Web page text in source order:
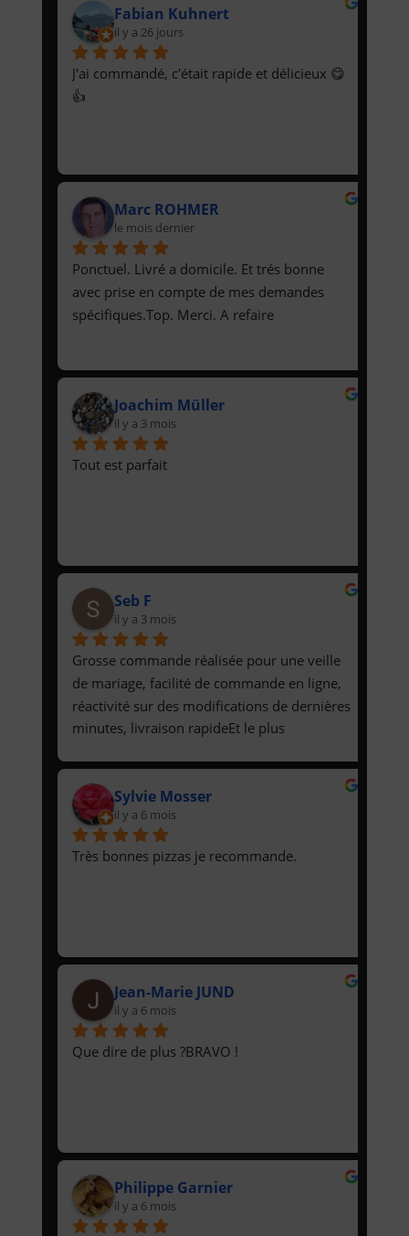
Fabian Kuhnert
il y a 26 jours
J'ai commandé, c'était rapide et délicieux 😋
👍
Marc ROHMER
le mois dernier
Ponctuel. Livré a domicile. Et trés bonne
avec prise en compte de mes demandes
spécifiques.Top. Merci. A refaire
Joachim Müller
il y a 3 mois
Tout est parfait
Seb F
il y a 3 mois
Grosse commande réalisée pour une veille
de mariage, facilité de commande en ligne,
réactivité sur des modifications de dernières
minutes, livraison rapideEt le plus
étaient délicieuses !
Sylvie Mosser
il y a 6 mois
Très bonnes pizzas je recommande.
Jean-Marie JUND
il y a 6 mois
Que dire de plus ?BRAVO !
Philippe Garnier
il y a 6 mois